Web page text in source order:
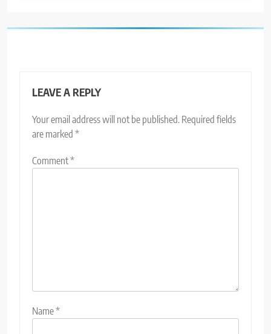
LEAVE A REPLY
Your email address will not be published. Required fields
are marked *
Comment*
Name*